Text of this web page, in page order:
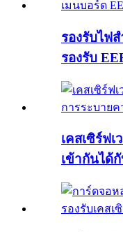
รองรับไฟ
รองรับ
เคสเซิร์ฟเ
เข้ากันได้